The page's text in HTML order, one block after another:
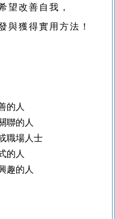
望改善自我，
與獲得實用方法！
的人
聯的人
職場人士
的人
趣的人